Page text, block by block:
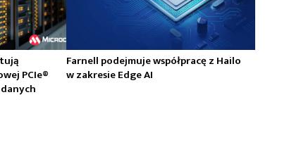
PCIe®
Farnell podejmuje współpracę z Hailo
w zakresie Edge AI